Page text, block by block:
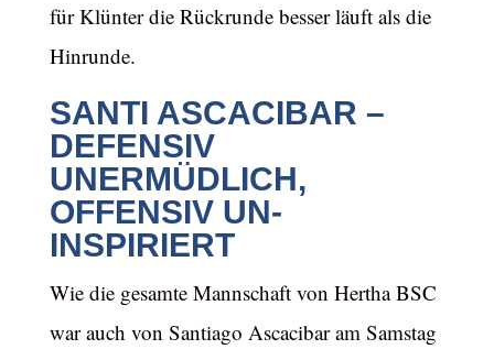
für Klünter die Rückrunde besser läuft als die
Hinrunde.
SANTI ASCACIBAR –
DEFENSIV
UNERMÜDLICH,
OFFENSIV UN-
INSPIRIERT
Wie die gesamte Mannschaft von Hertha BSC
war auch von Santiago Ascacibar am Samstag